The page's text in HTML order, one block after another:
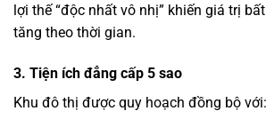
lợi thế “độc nhất vô nhị” khiến giá trị
tăng theo thời gian.
3. Tiện ích đẳng cấp 5 sao
Khu đô thị được quy hoạch đồng bộ với: